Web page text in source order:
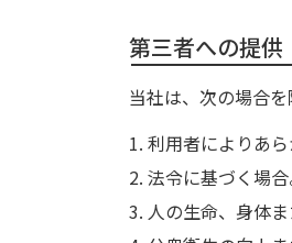
第三者への提供
当社は、次の場合
利用者によりあ
法令に基づく場合
人の生命、身体